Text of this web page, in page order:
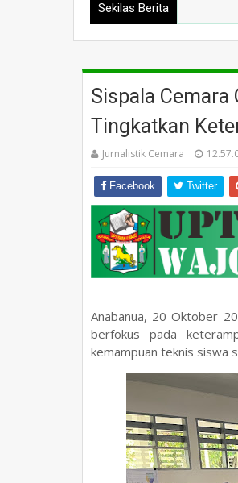
Sekilas Berita
Sispala Cemara
Tingkatkan
Jurnalistik Cemara
Facebook Twitter
Anabanua, 20 Oktober
berfokus pada
kemampuan teknis siswa